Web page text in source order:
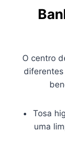
O centro
Tosa
uma